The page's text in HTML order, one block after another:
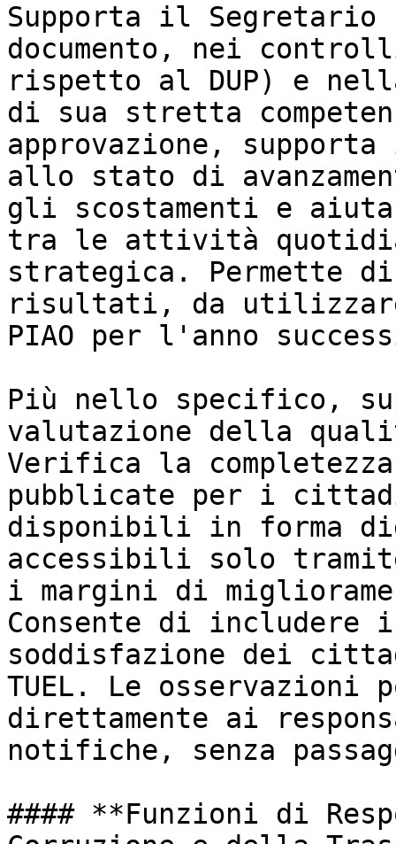
Supporta il Segretario
documento, nei
rispetto al DUP) e
di sua stretta
approvazione,
allo stato di
gli scostamenti e
tra le attività
strategica. Permette
risultati, da
PIAO per l'anno
Più nello specifico,
valutazione della
Verifica la
pubblicate per i
disponibili in forma
accessibili solo
i margini di
Consente di
soddisfazione dei
TUEL. Le osservazioni
direttamente ai
notifiche, senza
#### **Funzioni di